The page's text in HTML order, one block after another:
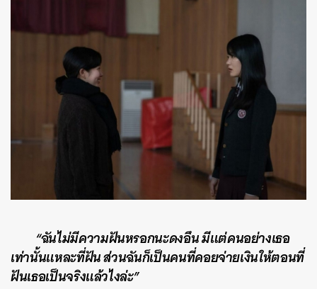
“ฉันไม่มีความฝันหรอกนะดงอึน มีแต่คนอย่างเธอ
เท่านั้นแหละที่ฝัน ส่วนฉันก็เป็นคนที่คอยจ่ายเงินให้ตอนที่
ฝันเธอเป็นจริงแล้วไงล่ะ”